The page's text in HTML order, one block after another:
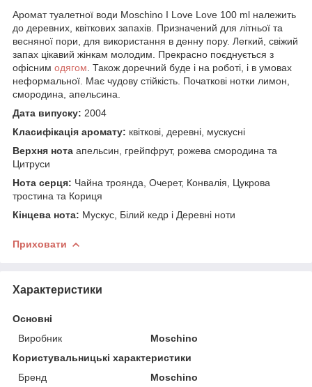
Аромат туалетної води Moschino I Love Love 100 ml належить
до деревних, квіткових запахів. Призначений для літньої та
весняної пори, для використання в денну пору. Легкий, свіжий
запах цікавий жінкам молодим. Прекрасно поєднується з
офісним одягом . Також доречний буде і на роботі, і в умовах
неформальної. Має чудову стійкість. Початкові нотки лимон,
смородина, апельсина.
Дата випуску: 2004
Класифікація аромату: квіткові, деревні, мускусні
Верхня нота апельсин, грейпфрут, рожева смородина та
Цитруси
Нота серця: Чайна троянда, Очерет, Конвалія, Цукрова
тростина та Кориця
Кінцева нота: Мускус, Білий кедр і Деревні ноти
Приховати
Характеристики
Основні
Виробник
Moschino
Користувальницькі характеристики
Бренд
Moschino